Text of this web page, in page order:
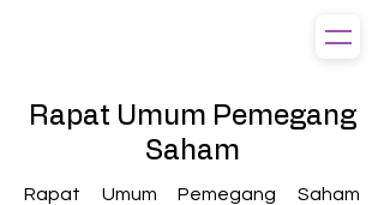
Rapat Umum Pemegang
Saham
Rapat Umum Pemegang Saham